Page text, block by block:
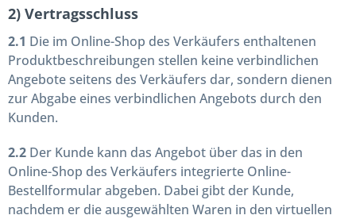
2) Vertragsschluss
2.1 Die im Online-Shop des Verkäufers enthaltenen
Produktbeschreibungen stellen keine verbindlichen
Angebote seitens des Verkäufers dar, sondern dienen
zur Abgabe eines verbindlichen Angebots durch den
Kunden.
2.2 Der Kunde kann das Angebot über das in den
Online-Shop des Verkäufers integrierte Online-
Bestellformular abgeben. Dabei gibt der Kunde,
nachdem er die ausgewählten Waren in den virtuellen